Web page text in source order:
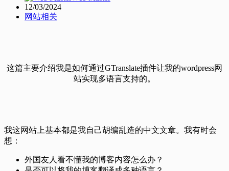
12/03/2024
网站相关
这篇主要介绍我是如何通过GTranslate插件让我的wordpress网
站实现多语言支持的。
我这网站上基本都是我自己胡编乱造的中文文章。我有时会
想：
外国友人看不懂我的博客内容怎么办？